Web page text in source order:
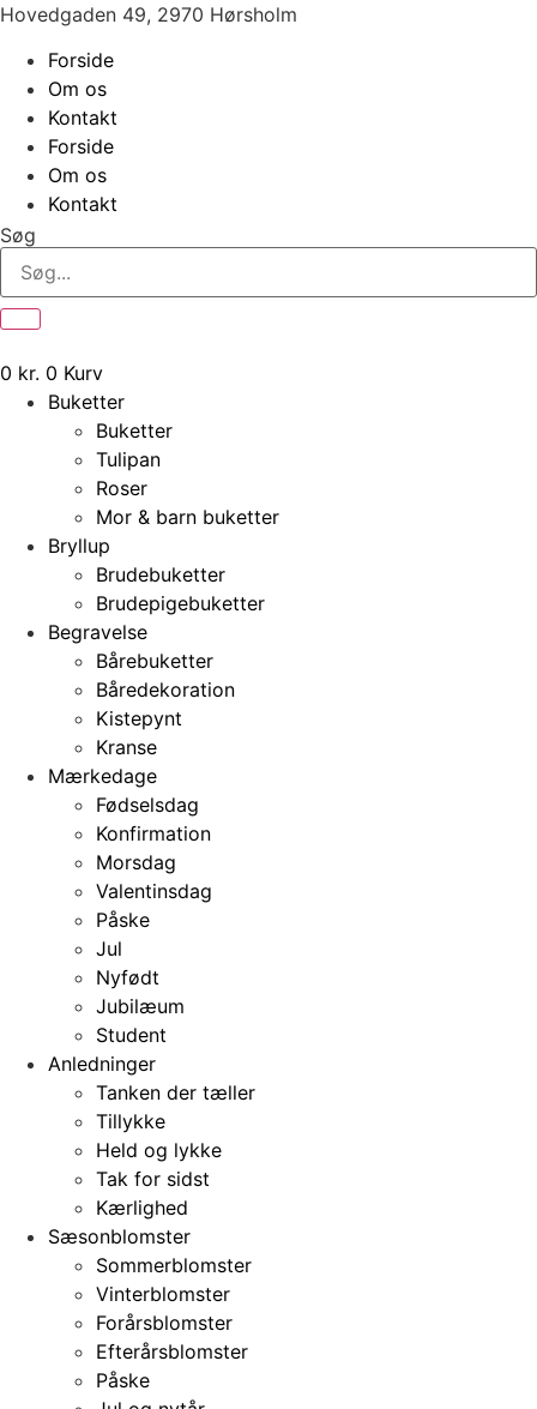
Videre
indhold
Hovedgaden 49, 2970 Hørsholm
Forside
Om os
Kontakt
Forside
Om os
Kontakt
Søg
0 kr. 0 Kurv
Buketter
Buketter
Tulipan
Roser
Mor & barn buketter
Bryllup
Brudebuketter
Brudepigebuketter
Begravelse
Bårebuketter
Båredekoration
Kistepynt
Kranse
Mærkedage
Fødselsdag
Konfirmation
Morsdag
Valentinsdag
Påske
Jul
Nyfødt
Jubilæum
Student
Anledninger
Tanken der tæller
Tillykke
Held og lykke
Tak for sidst
Kærlighed
Sæsonblomster
Sommerblomster
Vinterblomster
Forårsblomster
Efterårsblomster
Påske